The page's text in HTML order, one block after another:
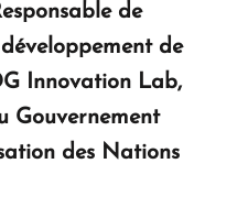
de
de
Innovation Lab,
Gouvernement
des Nations